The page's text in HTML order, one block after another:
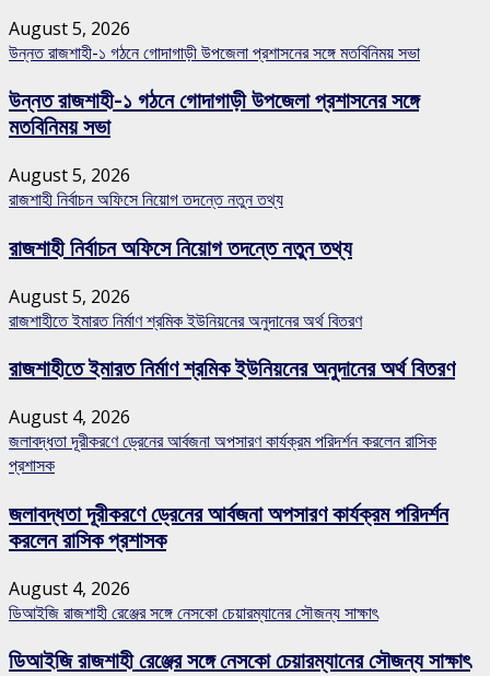
August 5, 2026
উন্নত রাজশাহী-১ গঠনে গোদাগাড়ী উপজেলা প্রশাসনের সঙ্গে মতবিনিময় সভা
উন্নত রাজশাহী-১ গঠনে গোদাগাড়ী উপজেলা প্রশাসনের সঙ্গে
মতবিনিময় সভা
August 5, 2026
রাজশাহী নির্বাচন অফিসে নিয়োগ তদন্তে নতুন তথ্য
রাজশাহী নির্বাচন অফিসে নিয়োগ তদন্তে নতুন তথ্য
August 5, 2026
রাজশাহীতে ইমারত নির্মাণ শ্রমিক ইউনিয়নের অনুদানের অর্থ বিতরণ
রাজশাহীতে ইমারত নির্মাণ শ্রমিক ইউনিয়নের অনুদানের অর্থ বিতরণ
August 4, 2026
জলাবদ্ধতা দূরীকরণে ড্রেনের আর্বজনা অপসারণ কার্যক্রম পরিদর্শন করলেন রাসিক
প্রশাসক
জলাবদ্ধতা দূরীকরণে ড্রেনের আর্বজনা অপসারণ কার্যক্রম পরিদর্শন
করলেন রাসিক প্রশাসক
August 4, 2026
ডিআইজি রাজশাহী রেঞ্জের সঙ্গে নেসকো চেয়ারম্যানের সৌজন্য সাক্ষাৎ
ডিআইজি রাজশাহী রেঞ্জের সঙ্গে নেসকো চেয়ারম্যানের সৌজন্য সাক্ষাৎ